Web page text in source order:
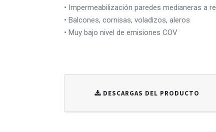
• Impermeabilización paredes medianeras a
• Balcones, cornisas, voladizos, aleros
• Muy bajo nivel de emisiones COV
DESCARGAS DEL PRODUCTO